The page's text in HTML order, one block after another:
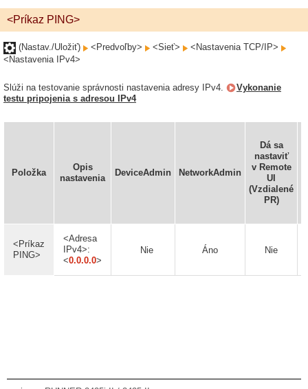
<Príkaz PING>
(Nastav./Uložiť) <Predvoľby> <Sieť>
<Nastavenia TCP/IP>
<Nastavenia IPv4>
Slúži na testovanie správnosti nastavenia adresy IPv4.
Vykonanie
testu pripojenia s adresou IPv4
Položka
Opis
nastavenia
DeviceAdmin NetworkAdmin
Dá sa
nastaviť
v Remote
UI
(Vzdialené
PR)
<Príkaz
PING>
<Adresa
IPv4>:
<0.0.0.0>
Nie Áno Nie